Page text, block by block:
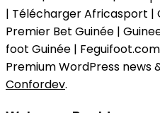
| Télécharger Africasport |
Premier Bet Guinée |
foot Guinée |
Premium WordPress news
Confordev.